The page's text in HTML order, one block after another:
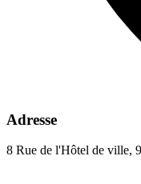
Adresse
8 Rue de l'Hôtel de ville,